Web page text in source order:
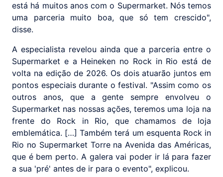
está há muitos anos com o Supermarket. Nós temos
uma parceria muito boa, que só tem crescido",
disse.
A especialista revelou ainda que a parceria entre o
Supermarket e a Heineken no Rock in Rio está de
volta na edição de 2026. Os dois atuarão juntos em
pontos especiais durante o festival. "Assim como os
outros anos, que a gente sempre envolveu o
Supermarket nas nossas ações, teremos uma loja na
frente do Rock in Rio, que chamamos de loja
emblemática. […] Também terá um esquenta Rock in
Rio no Supermarket Torre na Avenida das Américas,
que é bem perto. A galera vai poder ir lá para fazer
a sua 'pré' antes de ir para o evento", explicou.